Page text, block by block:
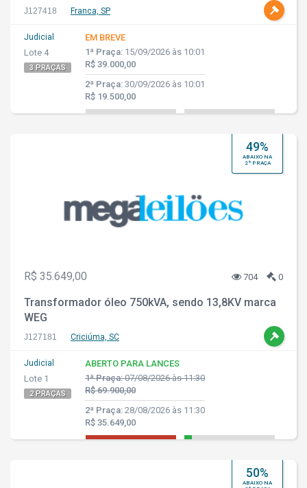
J127418 Franca, SP
Judicial
Lote 4
3 PRAÇAS
EM BREVE
1ª Praça: 15/09/2026 às 10:01
R$ 39.000,00
2ª Praça: 30/09/2026 às 10:01
R$ 19.500,00
49%
ABAIXO NA
2ª PRAÇA
R$ 35.649,00 704 0
Transformador óleo 750kVA, sendo 13,8KV marca
WEG
J127181 Criciúma, SC
Judicial
Lote 1
2 PRAÇAS
ABERTO PARA LANCES
1ª Praça:07/08/2026 às 11:30
R$ 69.900,00
2ª Praça: 28/08/2026 às 11:30
R$ 35.649,00
50%
ABAIXO NA